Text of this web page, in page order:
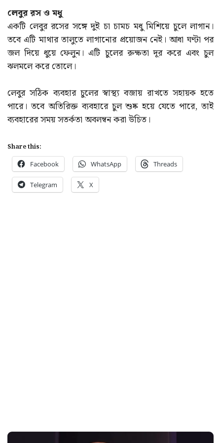
লেবুর রস ও মধু
একটি লেবুর রসের সঙ্গে দুই চা চামচ মধু মিশিয়ে চুলে লাগান।
তবে এটি মাথার তালুতে লাগানোর প্রয়োজন নেই। আধা ঘণ্টা পর
জল দিয়ে ধুয়ে ফেলুন। এটি চুলের রুক্ষতা দূর করে এবং চুল
ঝলমলে করে তোলে।
লেবুর সঠিক ব্যবহার চুলের স্বাস্থ্য বজায় রাখতে সহায়ক হতে
পারে। তবে অতিরিক্ত ব্যবহারে চুল শুষ্ক হয়ে যেতে পারে, তাই
ব্যবহারের সময় সতর্কতা অবলম্বন করা উচিত।
Share this:
Facebook WhatsApp Threads
Telegram X